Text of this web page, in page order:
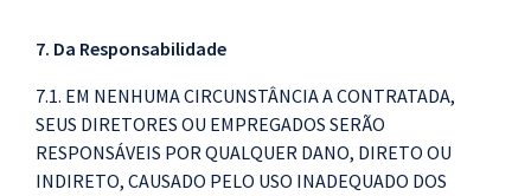
7. Da Responsabilidade
7.1. EM NENHUMA CIRCUNSTÂNCIA A CONTRATADA,
SEUS DIRETORES OU EMPREGADOS SERÃO
RESPONSÁVEIS POR QUALQUER DANO, DIRETO OU
INDIRETO, CAUSADO PELO USO INADEQUADO DOS